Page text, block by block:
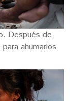
Después de
ahumarlos